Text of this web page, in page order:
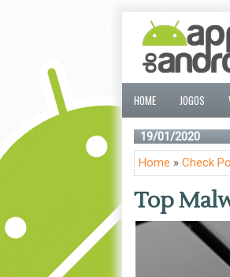
HOME JOGOS
19/01/2020
Home » Check
Top